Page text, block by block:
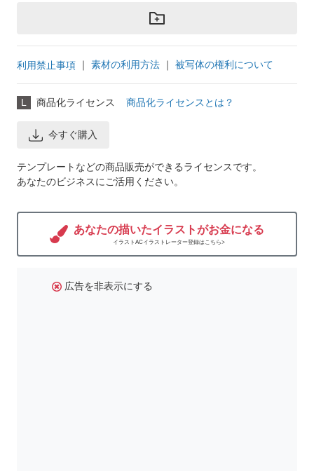
利用禁止事項 ｜ 素材の利用方法 ｜ 被写体の権利について
L 商品化ライセンス 商品化ライセンスとは？
今すぐ購入
テンプレートなどの商品販売ができるライセンスです。
あなたのビジネスにご活用ください。
あなたの描いたイラストがお金になる
イラストACイラストレーター登録はこちら>
広告を非表示にする